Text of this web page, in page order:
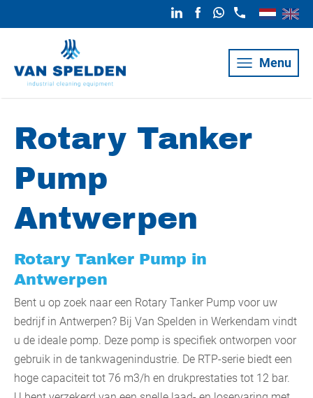
Menu
Rotary Tanker
Pump
Antwerpen
Rotary Tanker Pump in
Antwerpen
Bent u op zoek naar een Rotary Tanker Pump voor uw
bedrijf in Antwerpen? Bij Van Spelden in Werkendam vindt
u de ideale pomp. Deze pomp is specifiek ontworpen voor
gebruik in de tankwagenindustrie. De RTP-serie biedt een
hoge capaciteit tot 76 m3/h en drukprestaties tot 12 bar.